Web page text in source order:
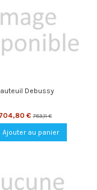
Debussy
704,80 € 783,11 €
Ajouter au panier